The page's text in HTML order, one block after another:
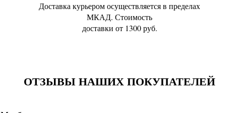
Доставка курьером осуществляется в пределах
МКАД. Стоимость
доставки от 1300 руб.
ОТЗЫВЫ НАШИХ ПОКУПАТЕЛЕЙ